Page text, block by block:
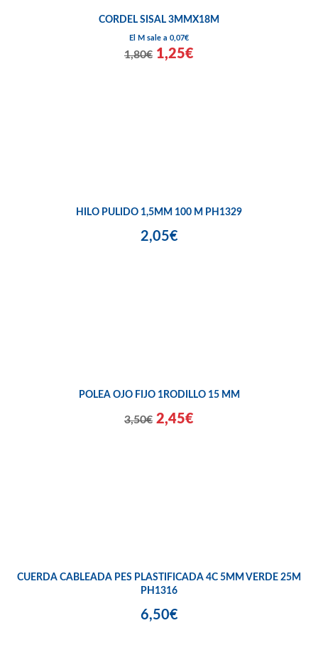
CORDEL SISAL 3MMX18M
El M sale a 0,07€
1,80€ 1,25€
HILO PULIDO 1,5MM 100 M PH1329
2,05€
POLEA OJO FIJO 1RODILLO 15 MM
3,50€ 2,45€
CUERDA CABLEADA PES PLASTIFICADA 4C 5MM VERDE 25M
PH1316
6,50€